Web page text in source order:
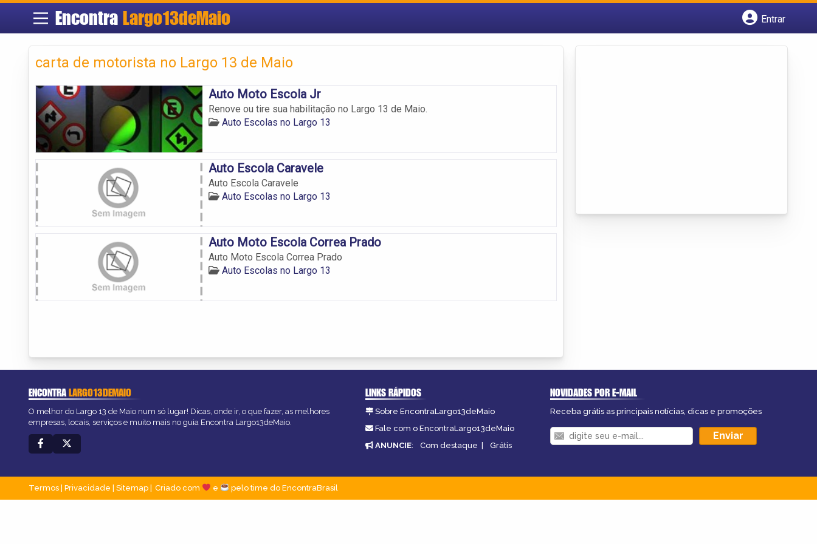
Encontra Largo13deMaio
Entrar
carta de motorista no Largo 13 de Maio
Auto Moto Escola Jr
Renove ou tire sua habilitação no Largo 13 de Maio.
Auto Escolas no Largo 13
Auto Escola Caravele
Auto Escola Caravele
Auto Escolas no Largo 13
Auto Moto Escola Correa Prado
Auto Moto Escola Correa Prado
Auto Escolas no Largo 13
ENCONTRALARGO13DEMAIO
O melhor do Largo 13 de Maio num só lugar! Dicas, onde ir, o que fazer, as melhores
empresas, locais, serviços e muito mais no guia Encontra Largo13deMaio.
LINKS RÁPIDOS
Sobre EncontraLargo13deMaio
Fale com o EncontraLargo13deMaio
ANUNCIE: Com destaque | Grátis
NOVIDADES POR E-MAIL
Receba grátis as principais notícias, dicas e promoções
Termos Privacidade Sitemap Criado com e pelo time do EncontraBrasil